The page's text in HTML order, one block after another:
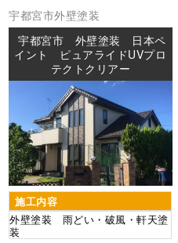
宇都宮市外壁塗装
宇都宮市 外壁塗装 日本ペ
イント ピュアライドUVプロ
テクトクリアー
施工内容
外壁塗装 雨どい・破風・軒天塗
装